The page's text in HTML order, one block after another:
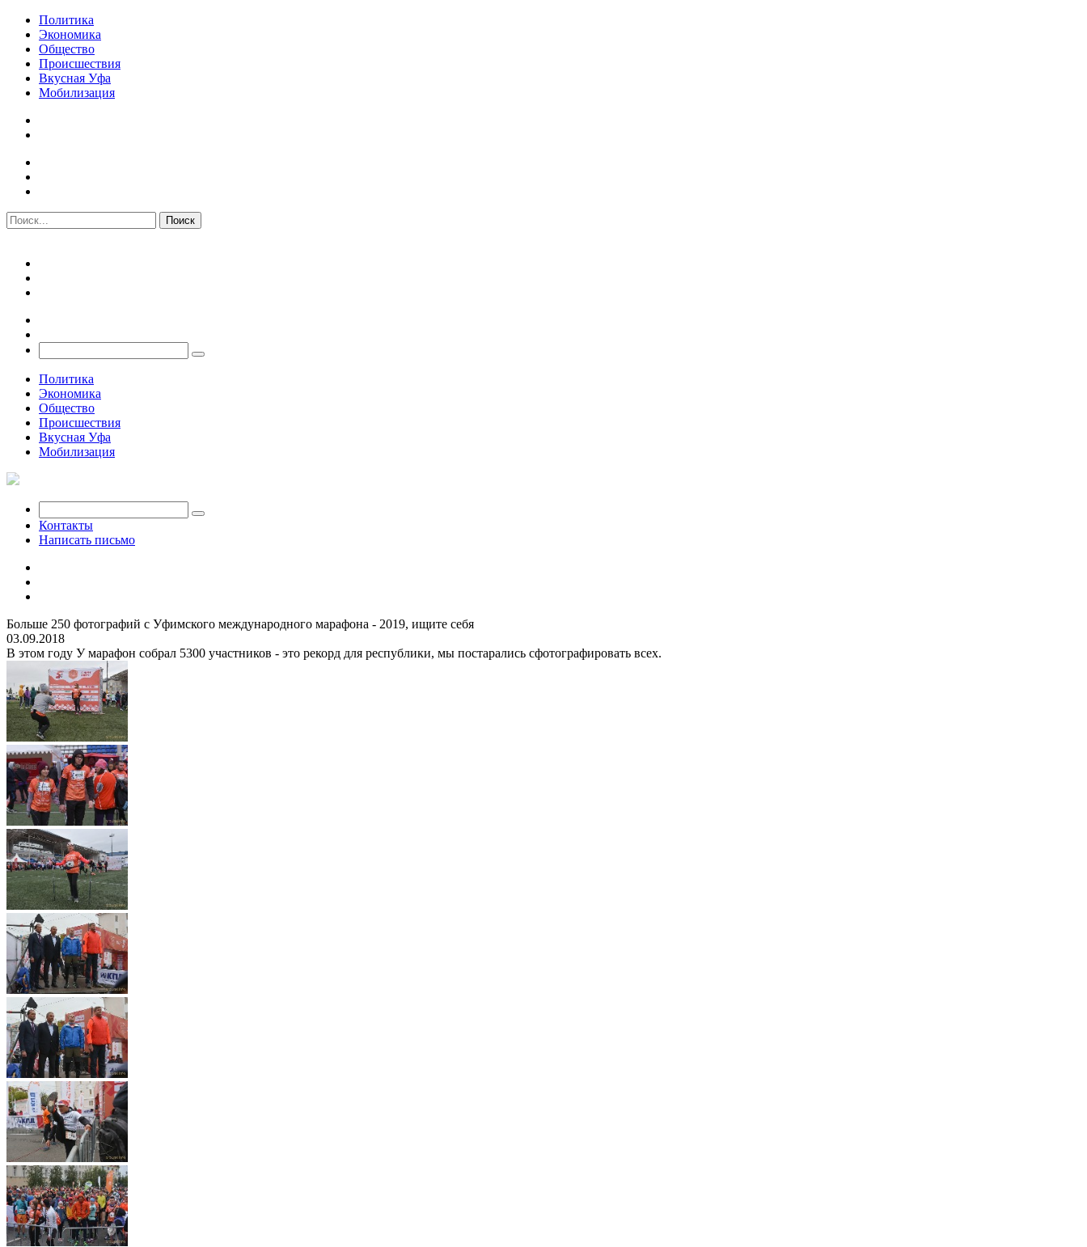
Политика
Экономика
Общество
Происшествия
Вкусная Уфа
Мобилизация
Политика
Экономика
Общество
Происшествия
Вкусная Уфа
Мобилизация
Контакты
Написать письмо
Больше 250 фотографий с Уфимского международного марафона - 2019, ищите себя
03.09.2018
В этом году У марафон собрал 5300 участников - это рекорд для республики, мы постарались сфотографировать всех.